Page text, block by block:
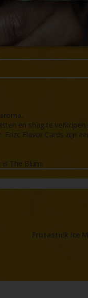
en shag te verkopen
Flavor Cards zijn
The Blum:
Frutastick Ice